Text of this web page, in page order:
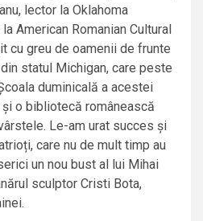
lector la Oklahoma
American Romanian Cultural
cu greu de oamenii de frunte
statul Michigan, care peste
duminicală a acestei
o bibliotecă românească
Le-am urat succes și
care nu de mult timp au
un nou bust al lui Mihai
sculptor Cristi Bota,